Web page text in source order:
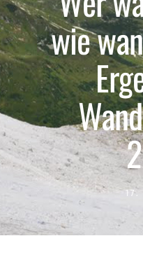
wie
17.